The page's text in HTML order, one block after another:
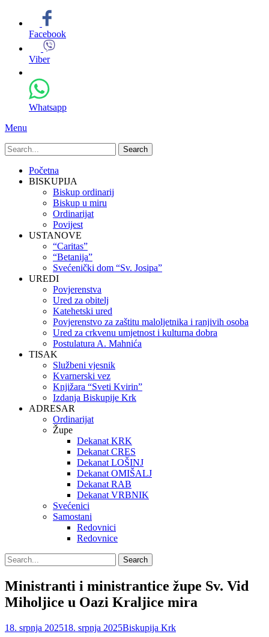
Facebook
Viber
Whatsapp
Menu
Search
for:
Primary
Menu
Skip
Početna
BISKUPIJA
Biskup ordinarij
Biskup u miru
Ordinarijat
Povijest
USTANOVE
“Caritas”
“Betanija”
Svećenički dom “Sv. Josipa”
UREDI
Povjerenstva
Ured za obitelj
Katehetski ured
Povjerenstvo za zaštitu maloljetnika i ranjivih osoba
Ured za crkvenu umjetnost i kulturna dobra
Postulatura A. Mahnića
TISAK
Službeni vjesnik
Kvarnerski vez
Knjižara “Sveti Kvirin”
Izdanja Biskupije Krk
ADRESAR
Ordinarijat
Župe
Dekanat KRK
Dekanat CRES
Dekanat LOŠINJ
Dekanat OMIŠALJ
Dekanat RAB
Dekanat VRBNIK
Svećenici
Samostani
Redovnici
Redovnice
Search
Search
for:
Ministranti i ministrantice župe Sv. Vid
Miholjice u Oazi Kraljice mira
Posted
18. srpnja 202518. srpnja 2025Author
Biskupija Krk